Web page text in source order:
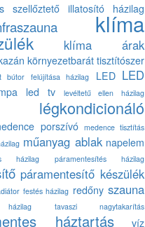
szellőztető illatosító házilag
klíma
klíma árak
környezetbarát tisztítószer
bútor felújítása házilag LED LED
led tv levéltetű ellen házilag
légkondicionáló
porszívó medence tisztítás
műanyag ablak napelem
házilag páramentesítés házilag
páramentesítő készülék
festés házilag redőny szauna
házilag tavaszi nagytakarítás
háztartás víz